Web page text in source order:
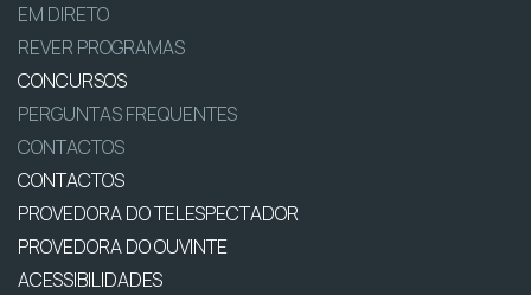
EM DIRETO
REVER PROGRAMAS
CONCURSOS
PERGUNTAS FREQUENTES
CONTACTOS
CONTACTOS
PROVEDORA DO TELESPECTADOR
PROVEDORA DO OUVINTE
ACESSIBILIDADES